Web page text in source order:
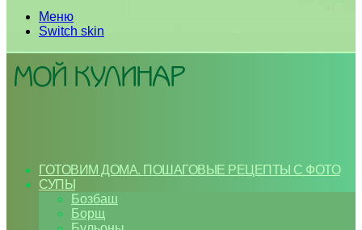
Меню
Switch skin
ГОТОВИМ ДОМА. ПОШАГОВЫЕ РЕЦЕПТЫ С ФОТО
СУПЫ
Бозбаш
Борщ